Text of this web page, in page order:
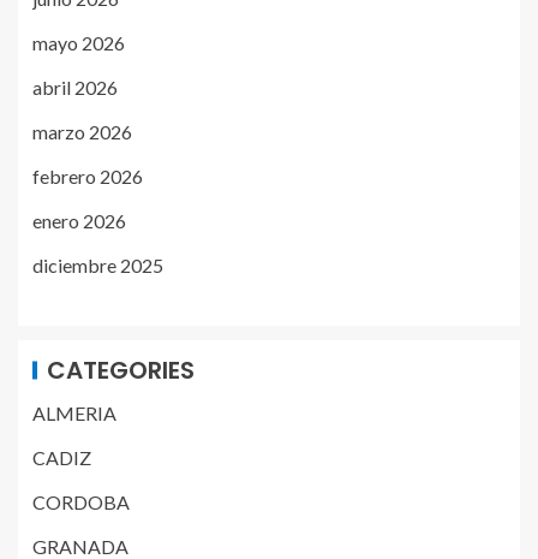
mayo 2026
abril 2026
marzo 2026
febrero 2026
enero 2026
diciembre 2025
CATEGORIES
ALMERIA
CADIZ
CORDOBA
GRANADA